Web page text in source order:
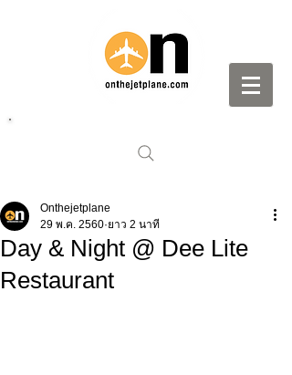
Day & Night @ Dee Lite
Restaurant
Onthejetplane
29 พ.ค. 2560 ยาว 2 นาที